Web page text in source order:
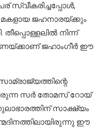
സ്വീകരിച്ചപ്പോൾ,
മകളായ ജഹനാരയ്ക്കും
നിന്ന്
ജഹാംഗീർ ഈ
സർ തോമസ് റോയ്
സാക്ഷ്യം
ജന്മദിനത്തിലായിരുന്നു ഈ